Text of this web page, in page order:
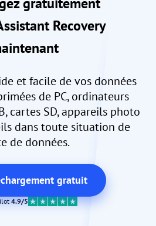
Recovery
et facile de vos données
de PC, ordinateurs
cartes SD, appareils photo
dans toute situation de
de données.
gratuit
4.9/5